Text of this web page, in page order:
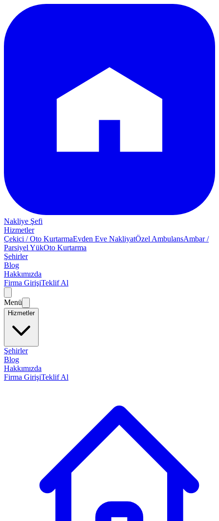
Nakliye Şefi
Hizmetler
Çekici / Oto KurtarmaEvden Eve NakliyatÖzel AmbulansAmbar /
Parsiyel YükOto Kurtarma
Şehirler
Blog
Hakkımızda
Firma GirişiTeklif Al
Menü
Hizmetler
Şehirler
Blog
Hakkımızda
Firma GirişiTeklif Al